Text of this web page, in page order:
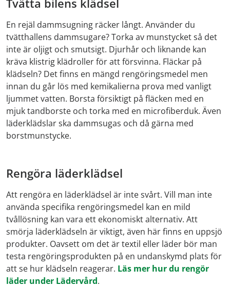
Tvätta bilens klädsel
En rejäl dammsugning räcker långt. Använder du
tvätthallens dammsugare? Torka av munstycket så det
inte är oljigt och smutsigt. Djurhår och liknande kan
kräva klistrig klädroller för att försvinna. Fläckar på
klädseln? Det finns en mängd rengöringsmedel men
innan du går lös med kemikalierna prova med vanligt
ljummet vatten. Borsta försiktigt på fläcken med en
mjuk tandborste och torka med en microfiberduk. Även
läderklädslar ska dammsugas och då gärna med
borstmunstycke.
Rengöra läderklädsel
Att rengöra en läderklädsel är inte svårt. Vill man inte
använda specifika rengöringsmedel kan en mild
tvållösning kan vara ett ekonomiskt alternativ. Att
smörja läderklädseln är viktigt, även här finns en uppsjö
produkter. Oavsett om det är textil eller läder bör man
testa rengöringsprodukten på en undanskymd plats för
att se hur klädseln reagerar. Läs mer hur du rengör
läder under Lädervård.